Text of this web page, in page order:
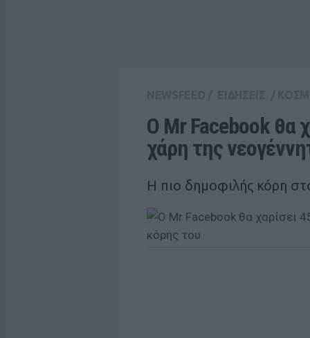
Ο Mr Facebook θα
χάρη της
Η πιο δημοφιλής κόρη